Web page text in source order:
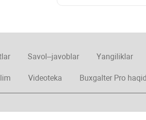
Savol–javoblar Yangiliklar
Videoteka Buxgalter Pro